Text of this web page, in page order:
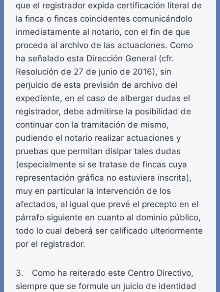
que el registrador expida certificación literal de
la finca o fincas coincidentes comunicándolo
inmediatamente al notario, con el fin de que
proceda al archivo de las actuaciones. Como
ha señalado esta Dirección General (cfr.
Resolución de 27 de junio de 2016), sin
perjuicio de esta previsión de archivo del
expediente, en el caso de albergar dudas el
registrador, debe admitirse la posibilidad de
continuar con la tramitación de mismo,
pudiendo el notario realizar actuaciones y
pruebas que permitan disipar tales dudas
(especialmente si se tratase de fincas cuya
representación gráfica no estuviera inscrita),
muy en particular la intervención de los
afectados, al igual que prevé el precepto en el
párrafo siguiente en cuanto al dominio público,
todo lo cual deberá ser calificado ulteriormente
por el registrador.
3. Como ha reiterado este Centro Directivo,
siempre que se formule un juicio de identidad